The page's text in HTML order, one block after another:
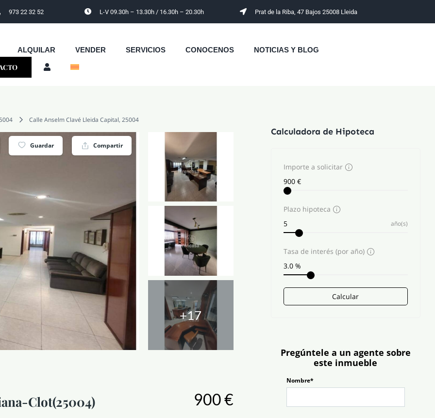
973 22 32 52 L-V 09.30h – 13.30h / 16.30h – 20.30h Prat de la Riba, 47 Bajos 25008 Lleida
ALQUILAR VENDER SERVICIOS CONOCENOS NOTICIAS Y BLOG
Calle Anselm Clavé Lleida Capital, 25004
Guardar Compartir
+17
Clot(25004) 900 €
Calculadora de Hipoteca
Importe a solicitar
Plazo hipoteca
año(s)
Tasa de interés (por año)
Calcular
Pregúntele a un agente sobre
este inmueble
Nombre*